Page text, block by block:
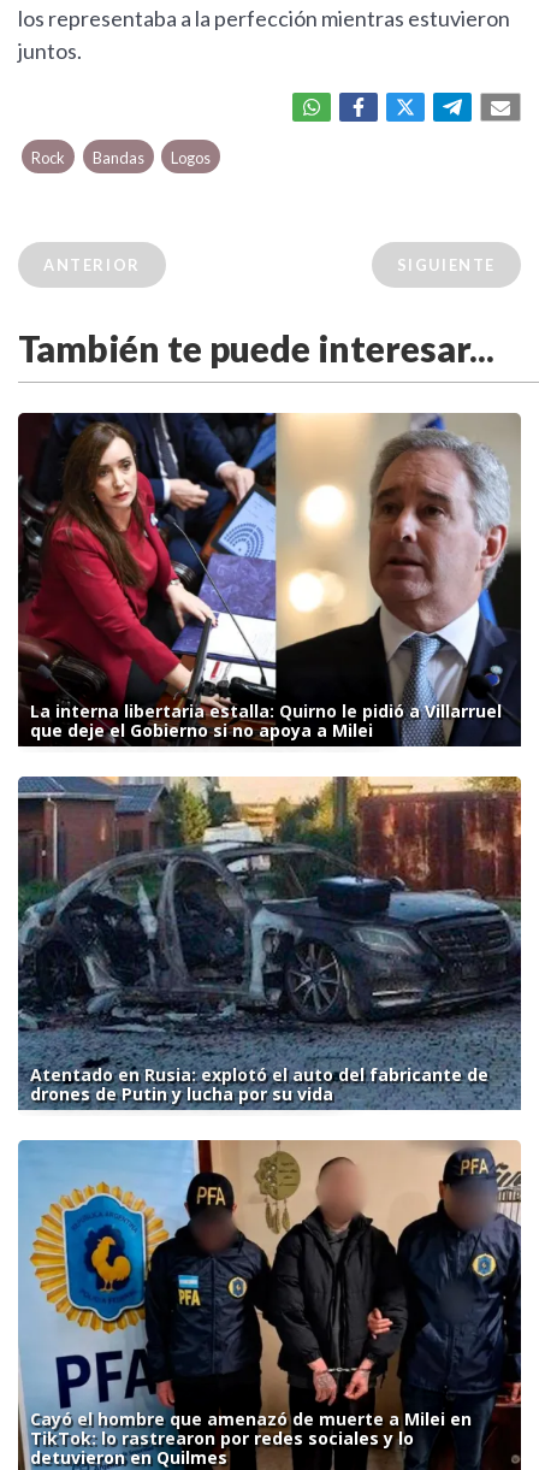
los representaba a la perfección mientras estuvieron
juntos.
Rock Bandas Logos
ANTERIOR SIGUIENTE
También te puede interesar...
La interna libertaria estalla: Quirno le pidió a Villarruel
que deje el Gobierno si no apoya a Milei
Atentado en Rusia: explotó el auto del fabricante de
drones de Putin y lucha por su vida
Cayó el hombre que amenazó de muerte a Milei en
TikTok: lo rastrearon por redes sociales y lo
detuvieron en Quilmes